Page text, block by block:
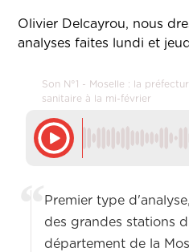
Olivier Delcayrou, nous
analyses faites lundi et
Son N°1 - Moselle : la
sanitaire à la mi-février
Premier type
des grandes stations
département de la